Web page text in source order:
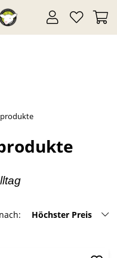
Höchster Preis